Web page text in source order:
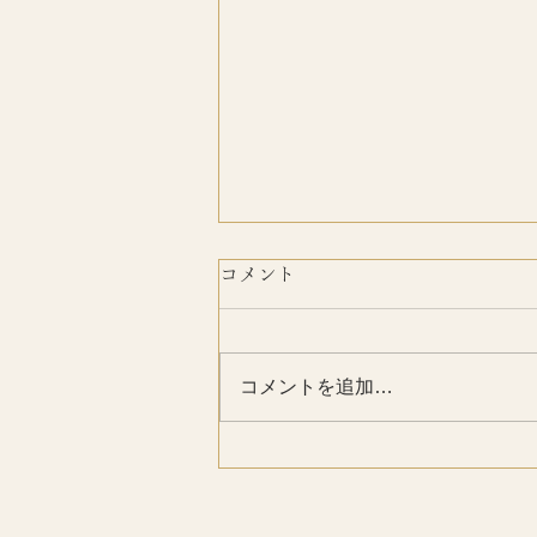
おかげさまで
コメント
コメントを追加…